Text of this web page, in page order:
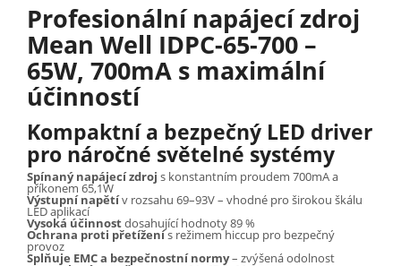
Profesionální napájecí zdroj
Mean Well IDPC-65-700 –
65W, 700mA s maximální
účinností
Kompaktní a bezpečný LED driver
pro náročné světelné systémy
Spínaný napájecí zdroj s konstantním proudem 700mA a
příkonem 65,1W
Výstupní napětív rozsahu 69–93V – vhodné pro širokou škálu
LED aplikací
Vysoká účinnostdosahující hodnoty 89 %
Ochrana proti přetíženís režimem hiccup pro bezpečný
provoz
Splňuje EMC a bezpečnostní normy– zvýšená odolnost